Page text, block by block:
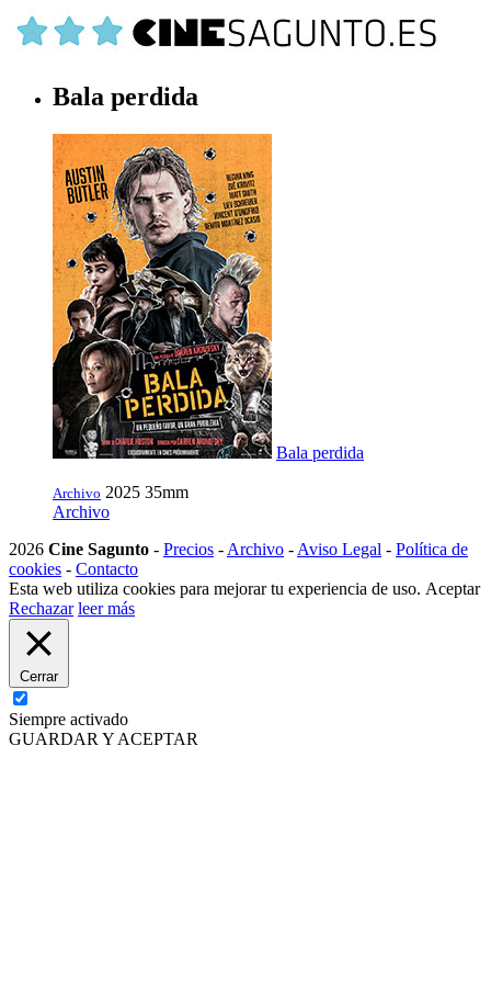
Bala perdida
Bala perdida
Archivo 2025 35mm
Archivo
2026 Cine Sagunto - Precios - Archivo - Aviso Legal - Política de
cookies - Contacto
Esta web utiliza cookies para mejorar tu experiencia de uso. Aceptar
Rechazar leer más
Cerrar
Siempre activado
GUARDAR Y ACEPTAR